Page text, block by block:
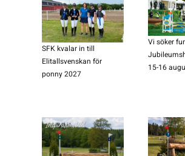
SFK kvalar in till
Elitallsvenskan för
ponny 2027
Vi söker
15-16